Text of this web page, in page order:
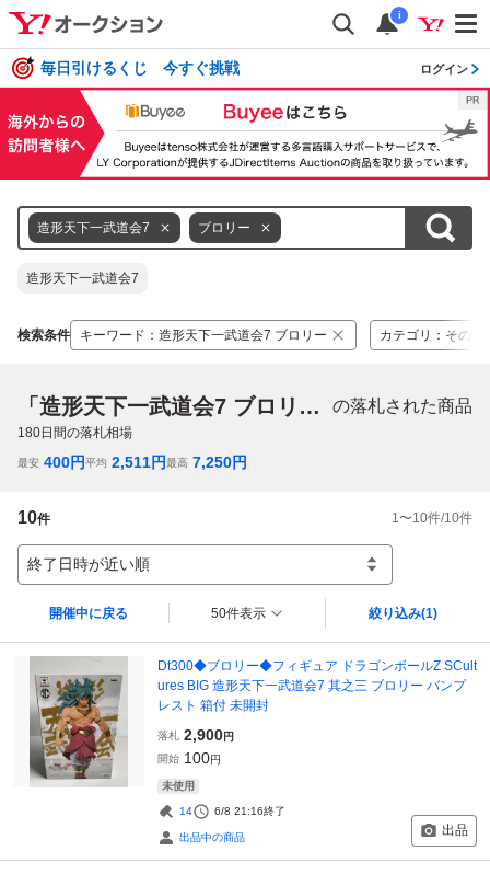
i
毎日引けるくじ 今すぐ挑戦 ログイン
造形天下一武道会7 ブロリー
造形天下一武道会7
検索条件 キーワード ： 造形天下一武道会7 ブロリー カテゴリ ： その他
「造形天下一武道会7 ブロリー」 の落札された商品
180日間の落札相場
最安 400円平均 2,511円最高 7,250円
10件 1 〜10件/10件
終了日時が近い順
開催中に戻る 50件表示 絞り込み(1)
Dt300◆ブロリー◆フィギュア ドラゴンボールZ SCult
ures BIG 造形天下一武道会7 其之三 ブロリー バンプ
レスト 箱付 未開封
落札 2,900円
開始 100円
未使用
14 6/8 21:16終了
出品中の商品 出品